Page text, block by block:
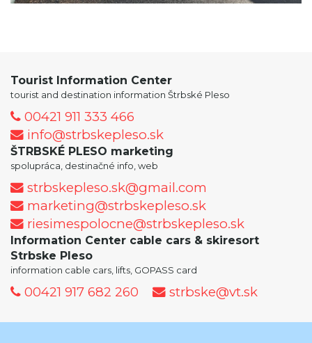
Tourist Information Center
tourist and destination information Štrbské Pleso
00421 911 333 466
info@strbskepleso.sk
ŠTRBSKÉ PLESO marketing
spolupráca, destinačné info, web
strbskepleso.sk@gmail.com
marketing@strbskepleso.sk
riesimespolocne@strbskepleso.sk
Information Center cable cars & skiresort
Strbske Pleso
information cable cars, lifts, GOPASS card
00421 917 682 260 strbske@vt.sk